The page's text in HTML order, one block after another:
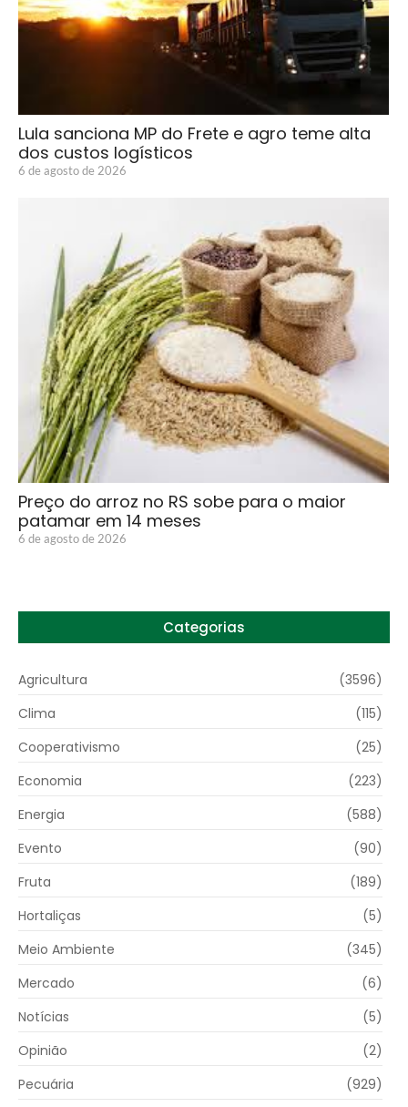
Lula sanciona MP do Frete e agro teme alta
dos custos logísticos
6 de agosto de 2026
Preço do arroz no RS sobe para o maior
patamar em 14 meses
6 de agosto de 2026
Categorias
Agricultura
(3596)
Clima
(115)
Cooperativismo
(25)
Economia
(223)
Energia
(588)
Evento
(90)
Fruta
(189)
Hortaliças
(5)
Meio Ambiente
(345)
Mercado
(6)
Notícias
(5)
Opinião
(2)
Pecuária
(929)